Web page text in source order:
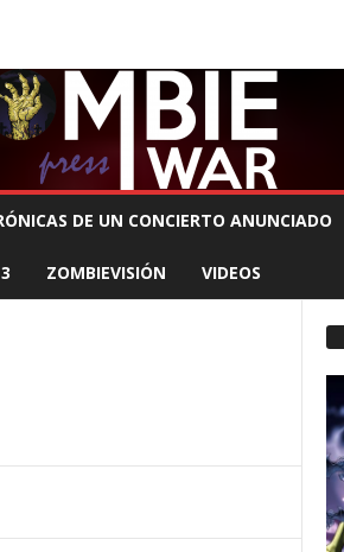
DE UN CONCIERTO ANUNCIADO
ZOMBIEVISIÓN VIDEOS